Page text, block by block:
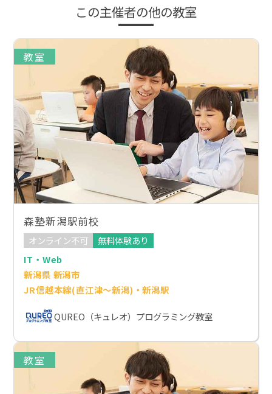
この主催者の他の教室
教室
森塾新潟駅前校
オンライン不可
無料体験あり
IT・Web
新潟県 新潟市
JR信越本線(直江津～新潟)・新潟駅
QUREO（キュレオ）プログラミング教室
教室